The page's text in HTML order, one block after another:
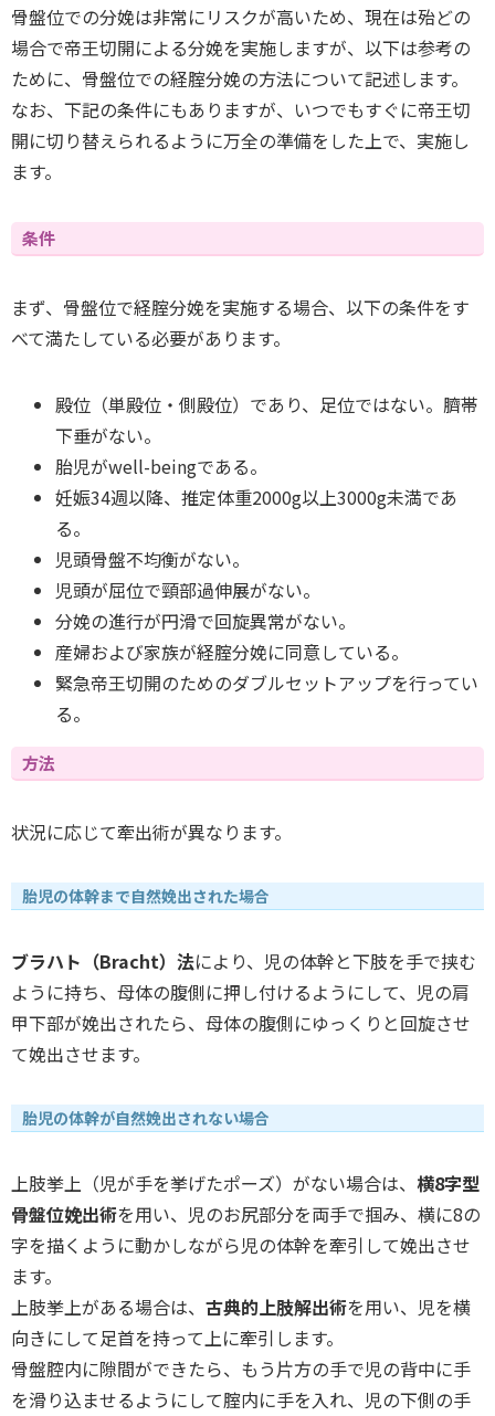
骨盤位での分娩は非常にリスクが高いため、現在は殆どの
場合で帝王切開による分娩を実施しますが、以下は参考の
ために、骨盤位での経腟分娩の方法について記述します。
なお、下記の条件にもありますが、いつでもすぐに帝王切
開に切り替えられるように万全の準備をした上で、実施し
ます。
条件
まず、骨盤位で経腟分娩を実施する場合、以下の条件をす
べて満たしている必要があります。
殿位（単殿位・側殿位）であり、足位ではない。臍帯
下垂がない。
胎児がwell-beingである。
妊娠34週以降、推定体重2000g以上3000g未満であ
る。
児頭骨盤不均衡がない。
児頭が屈位で頸部過伸展がない。
分娩の進行が円滑で回旋異常がない。
産婦および家族が経腟分娩に同意している。
緊急帝王切開のためのダブルセットアップを行ってい
る。
方法
状況に応じて牽出術が異なります。
胎児の体幹まで自然娩出された場合
ブラハト（Bracht）法により、児の体幹と下肢を手で挟む
ように持ち、母体の腹側に押し付けるようにして、児の肩
甲下部が娩出されたら、母体の腹側にゆっくりと回旋させ
て娩出させます。
胎児の体幹が自然娩出されない場合
上肢挙上（児が手を挙げたポーズ）がない場合は、 横8字型
骨盤位娩出術を用い、児のお尻部分を両手で掴み、横に8の
字を描くように動かしながら児の体幹を牽引して娩出させ
ます。
上肢挙上がある場合は、 古典的上肢解出術を用い、児を横
向きにして足首を持って上に牽引します。
骨盤腔内に隙間ができたら、もう片方の手で児の背中に手
を滑り込ませるようにして腟内に手を入れ、児の下側の手